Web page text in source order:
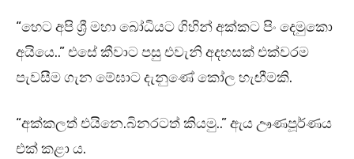
“හෙට අපි ශ්‍රී මහා බෝධියට ගිහින් අක්කට පිං දෙමුකො
අයියෙ..” එසේ කීවාට පසු එවැනි අදහසක් එක්වරම
පැවසීම ගැන මේඝාට දැනුණේ කෝල හැඟීමකි.
“අක්කලත් එයිනෙ.බිනරටත් කියමු..” ඇය ඌණපූර්ණය
එක් කළා ය.